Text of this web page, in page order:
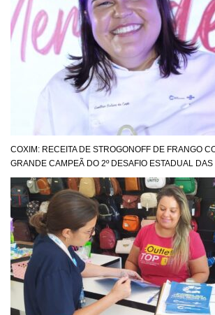
COXIM: RECEITA DE STROGONOFF DE FRANGO
GRANDE CAMPEÃ DO 2º DESAFIO ESTADUAL